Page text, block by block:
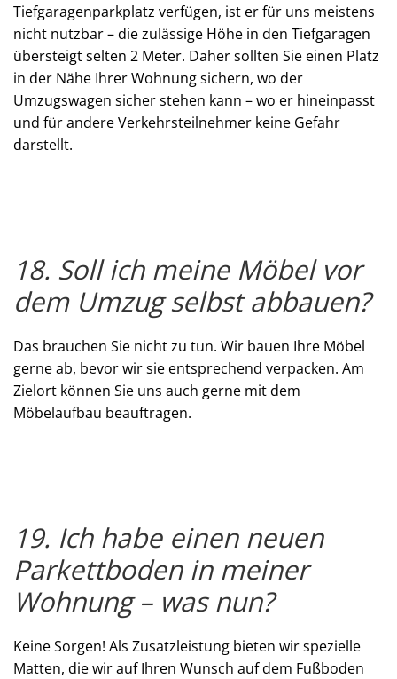
Tiefgaragenparkplatz verfügen, ist er für uns meistens
nicht nutzbar – die zulässige Höhe in den Tiefgaragen
übersteigt selten 2 Meter. Daher sollten Sie einen Platz
in der Nähe Ihrer Wohnung sichern, wo der
Umzugswagen sicher stehen kann – wo er hineinpasst
und für andere Verkehrsteilnehmer keine Gefahr
darstellt.
18. Soll ich meine Möbel vor
dem Umzug selbst abbauen?
Das brauchen Sie nicht zu tun. Wir bauen Ihre Möbel
gerne ab, bevor wir sie entsprechend verpacken. Am
Zielort können Sie uns auch gerne mit dem
Möbelaufbau beauftragen.
19. Ich habe einen neuen
Parkettboden in meiner
Wohnung – was nun?
Keine Sorgen! Als Zusatzleistung bieten wir spezielle
Matten, die wir auf Ihren Wunsch auf dem Fußboden